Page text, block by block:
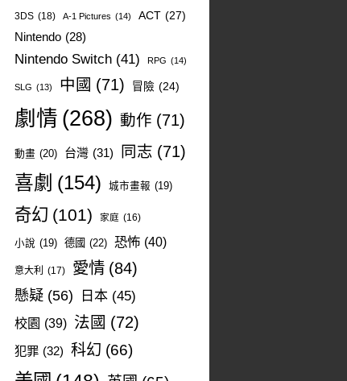
3DS (18) A-1 Pictures (14) ACT (27)
Nintendo (28)
Nintendo Switch (41) RPG (14)
SLG (13) 中國 (71) 冒險 (24)
劇情 (268) 動作 (71)
動畫 (20) 台灣 (31) 同志 (71)
喜劇 (154) 城市畫報 (19)
奇幻 (101) 家庭 (16)
小說 (19) 德國 (22) 恐怖 (40)
意大利 (17) 愛情 (84)
懸疑 (56) 日本 (45)
校園 (39) 法國 (72)
犯罪 (32) 科幻 (66)